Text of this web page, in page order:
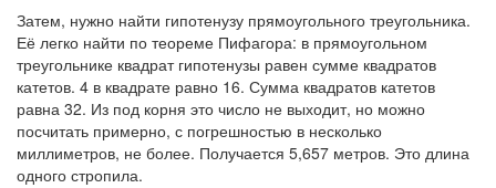
Затем, нужно найти гипотенузу прямоугольного треугольника.
Её легко найти по теореме Пифагора: в прямоугольном
треугольнике квадрат гипотенузы равен сумме квадратов
катетов. 4 в квадрате равно 16. Сумма квадратов катетов
равна 32. Из под корня это число не выходит, но можно
посчитать примерно, с погрешностью в несколько
миллиметров, не более. Получается 5,657 метров. Это длина
одного стропила.